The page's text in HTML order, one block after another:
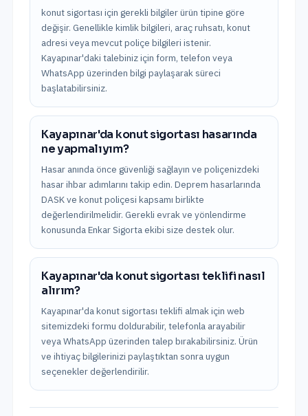
konut sigortası için gerekli bilgiler ürün tipine göre
değişir. Genellikle kimlik bilgileri, araç ruhsatı, konut
adresi veya mevcut poliçe bilgileri istenir.
Kayapınar'daki talebiniz için form, telefon veya
WhatsApp üzerinden bilgi paylaşarak süreci
başlatabilirsiniz.
Kayapınar'da konut sigortası hasarında
ne yapmalıyım?
Hasar anında önce güvenliği sağlayın ve poliçenizdeki
hasar ihbar adımlarını takip edin. Deprem hasarlarında
DASK ve konut poliçesi kapsamı birlikte
değerlendirilmelidir. Gerekli evrak ve yönlendirme
konusunda Enkar Sigorta ekibi size destek olur.
Kayapınar'da konut sigortası teklifi nasıl
alırım?
Kayapınar'da konut sigortası teklifi almak için web
sitemizdeki formu doldurabilir, telefonla arayabilir
veya WhatsApp üzerinden talep bırakabilirsiniz. Ürün
ve ihtiyaç bilgilerinizi paylaştıktan sonra uygun
seçenekler değerlendirilir.